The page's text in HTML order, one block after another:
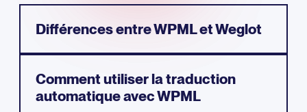
Différences entre WPML et Weglot
Comment utiliser la traduction
automatique avec WPML